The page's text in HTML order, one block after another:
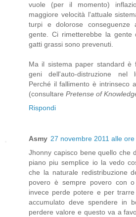
vuole (per il momento)
maggiore velocità l'attuale
turpi e dolorose conseguenze
gente. Ci rimetterebbe la gente
gatti grassi sono prevenuti.
Ma il sistema paper standard è
geni dell'auto-distruzione nel
Perché il fallimento è intrinseco
(consultare Pretense of
Rispondi
Asmy 27 novembre 2011 alle
Jhonny capisco bene quello che
piano piu semplice io la vedo
che la naturale redistribuzione
povero è sempre povero con
invece perde potere e per
accumulato deve spendere in
perdere valore e questo va a